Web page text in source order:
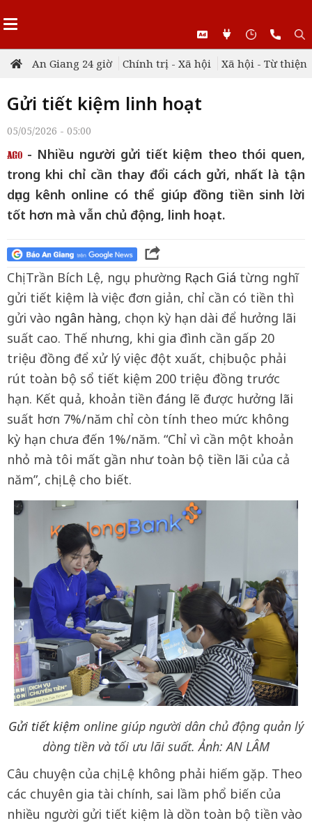
An Giang 24 giờ Chính trị - Xã hội Xã hội - Từ thiện
Gửi tiết kiệm linh hoạt
05/05/2026 - 05:00
- Nhiều người gửi tiết kiệm theo thói quen,
trong khi chỉ cần thay đổi cách gửi, nhất là tận
dụng kênh online có thể giúp đồng tiền sinh lời
tốt hơn mà vẫn chủ động, linh hoạt.
Chị Trần Bích Lệ, ngụ phường Rạch Giá từng nghĩ
gửi tiết kiệm là việc đơn giản, chỉ cần có tiền thì
gửi vào ngân hàng, chọn kỳ hạn dài để hưởng lãi
suất cao. Thế nhưng, khi gia đình cần gấp 20
triệu đồng để xử lý việc đột xuất, chị buộc phải
rút toàn bộ sổ tiết kiệm 200 triệu đồng trước
hạn. Kết quả, khoản tiền đáng lẽ được hưởng lãi
suất hơn 7%/năm chỉ còn tính theo mức không
kỳ hạn chưa đến 1%/năm. “Chỉ vì cần một khoản
nhỏ mà tôi mất gần như toàn bộ tiền lãi của cả
năm”, chị Lệ cho biết.
Gửi tiết kiệm online giúp người dân chủ động quản lý
dòng tiền và tối ưu lãi suất. Ảnh: AN LÂM
Câu chuyện của chị Lệ không phải hiếm gặp. Theo
các chuyên gia tài chính, sai lầm phổ biến của
nhiều người gửi tiết kiệm là dồn toàn bộ tiền vào